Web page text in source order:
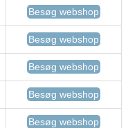
Besøg webshop
Besøg webshop
Besøg webshop
Besøg webshop
Besøg webshop